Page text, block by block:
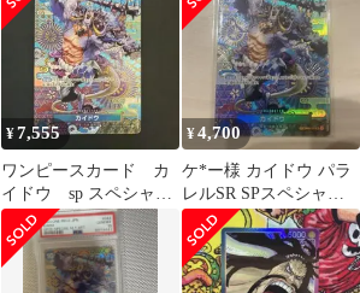
¥7,555
ワンピースカード カ
イドウ sp スペシャル
カード
¥4,700
ケ*ー様 カイドウ パラ
レルSR SPスペシャル
カードOP04-044 1枚
和